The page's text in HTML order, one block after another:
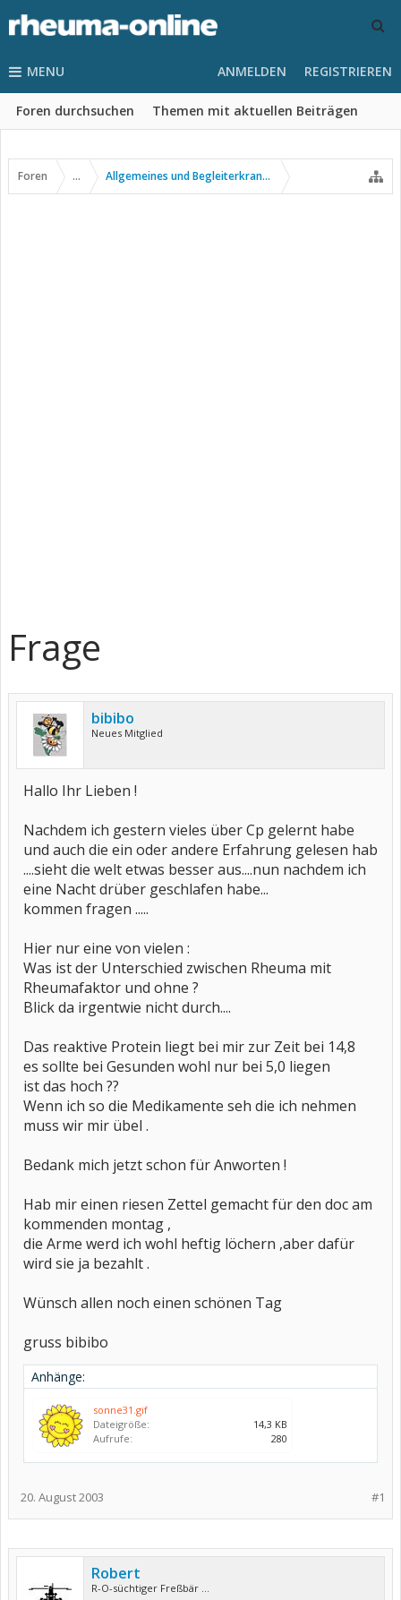
MENU
Foren durchsuchen Themen mit aktuellen Beiträgen
ANMELDEN REGISTRIEREN
Foren ... Allgemeines und Begleiterkrankungen
Frage
bibibo
Neues Mitglied
Hallo Ihr Lieben !
Nachdem ich gestern vieles über Cp gelernt habe
und auch die ein oder andere Erfahrung gelesen hab
....sieht die welt etwas besser aus....nun nachdem ich
eine Nacht drüber geschlafen habe...
kommen fragen .....
Hier nur eine von vielen :
Was ist der Unterschied zwischen Rheuma mit
Rheumafaktor und ohne ?
Blick da irgentwie nicht durch....
Das reaktive Protein liegt bei mir zur Zeit bei 14,8
es sollte bei Gesunden wohl nur bei 5,0 liegen
ist das hoch ??
Wenn ich so die Medikamente seh die ich nehmen
muss wir mir übel .
Bedank mich jetzt schon für Anworten !
Hab mir einen riesen Zettel gemacht für den doc am
kommenden montag ,
die Arme werd ich wohl heftig löchern ,aber dafür
wird sie ja bezahlt .
Wünsch allen noch einen schönen Tag
gruss bibibo
Anhänge:
sonne31.gif
Dateigröße:
14,3 KB
Aufrufe:
280
#1
20. August 2003
Robert
R-O-süchtiger Freßbär ...